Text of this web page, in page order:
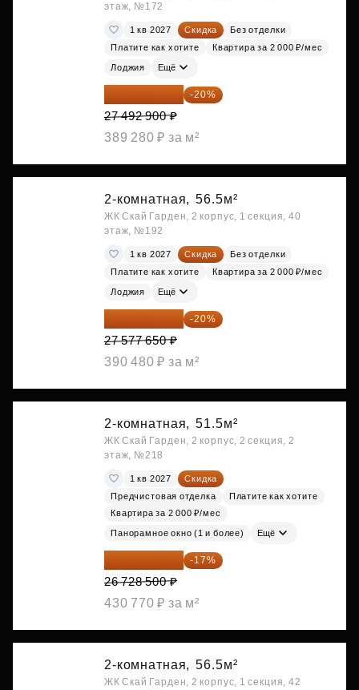
этаж, №172
1 кв 2027 Скидка
Без отделки
Платите как хотите
Квартира за 2 000 ₽/мес
Лоджия Ещё
21 994 320 ₽ -20%
27 492 900 ₽
389 280 ₽ за м²
2-комнатная, 56.5м²
ЖК Скай Гарден, 2 корпус, 1 секция, 40
этаж, №192
1 кв 2027 Скидка
Без отделки
Платите как хотите
Квартира за 2 000 ₽/мес
Лоджия Ещё
22 062 120 ₽ -20%
27 577 650 ₽
390 480 ₽ за м²
2-комнатная, 51.5м²
ЖК Скай Гарден, 2 корпус, 2 секция, 2
этаж, №218
1 кв 2027
Скидка
Предчистовая отделка
Платите как хотите
Квартира за 2 000 ₽/мес
Панорамное окно (1 и более) Ещё
22 184 655 ₽ -17%
26 728 500 ₽
430 770 ₽ за м²
2-комнатная, 56.5м²
ЖК Скай Гарден, 2 корпус, 1 секция, 42